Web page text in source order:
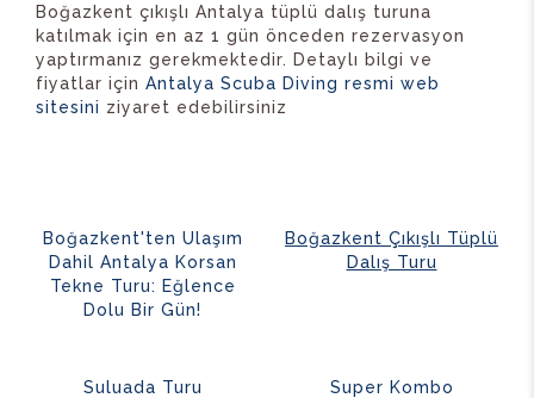
Boğazkent çıkışlı Antalya tüplü dalış turuna
katılmak için en az 1 gün önceden rezervasyon
yaptırmanız gerekmektedir. Detaylı bilgi ve
fiyatlar için Antalya Scuba Diving resmi web
sitesini ziyaret edebilirsiniz
Boğazkent'ten Ulaşım
Dahil Antalya Korsan
Tekne Turu: Eğlence
Dolu Bir Gün!
Boğazkent Çıkışlı Tüplü
Dalış Turu
Suluada Turu
Super Kombo